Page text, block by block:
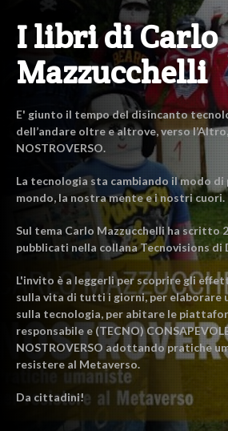
I libri di Carlo
Mazzucchelli
E' giunto il tempo del disincanto
dell’andare oltre e altrove, verso
NOSTROVERSO.
La tecnologia sta cambiando il modo di
mondo, la nostra mente e i nostri cuori.
Sul tema Carlo Mazzucchelli ha scritto
pubblicati nella collana Tecnovisions di
L'invito è a leggerli per scoprire gli
sulla vita di tutti i giorni, per elaborare
sulla tecnologia, per abitare le
responsabile e (TECNO)
NOSTROVERSO adottando pratiche
resistere al Metaverso.
Da cittadini!